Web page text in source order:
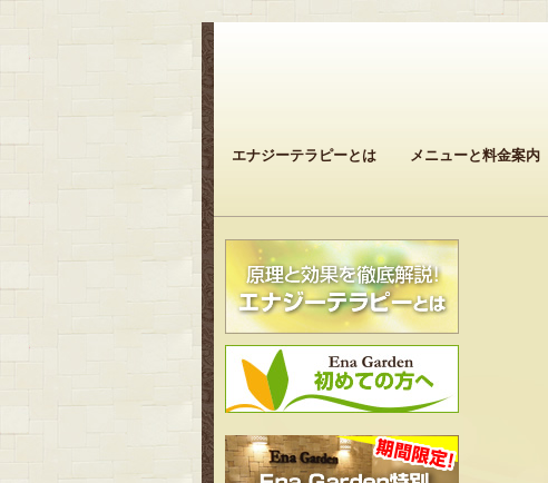
エナジーテラピーとは メニューと料金案内